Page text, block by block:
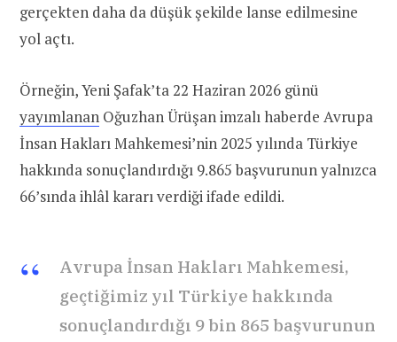
gerçekten daha da düşük şekilde lanse edilmesine
yol açtı.
Örneğin, Yeni Şafak’ta 22 Haziran 2026 günü
yayımlanan Oğuzhan Ürüşan imzalı haberde Avrupa
İnsan Hakları Mahkemesi’nin 2025 yılında Türkiye
hakkında sonuçlandırdığı 9.865 başvurunun yalnızca
66’sında ihlâl kararı verdiği ifade edildi.
Avrupa İnsan Hakları Mahkemesi,
geçtiğimiz yıl Türkiye hakkında
sonuçlandırdığı 9 bin 865 başvurunun